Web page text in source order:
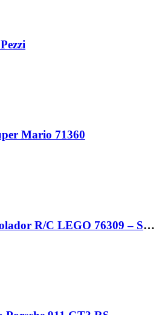
Mario 71360
LEGO 76309 – Set Costruzioni Volante